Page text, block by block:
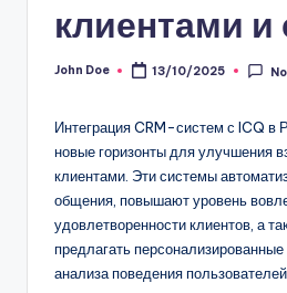
клиентами и
Posted
John Doe 13/10/2025
Интеграция CRM-систем с ICQ в
новые горизонты для улучшения
клиентами. Эти системы
общения, повышают уровень
удовлетворенности клиентов, а
предлагать
анализа поведения пользователей.